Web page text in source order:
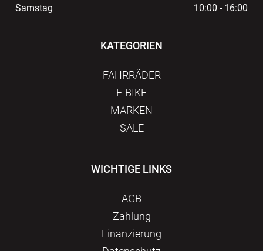
Samstag 10:00 - 16:00
KATEGORIEN
FAHRRÄDER
E-BIKE
MARKEN
SALE
WICHTIGE LINKS
AGB
Zahlung
Finanzierung